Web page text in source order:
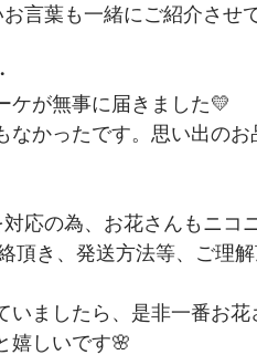
言葉も一緒にご紹介させ
ケが無事に届きました💛
なかったです。思い出の
応の為、お花さんもニコ
頂き、発送方法等、ご理
いましたら、是非一番お
嬉しいです🌸